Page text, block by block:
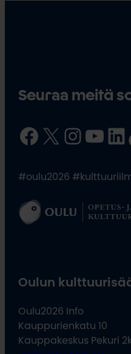
Seuraa meitä
Facebook X InstagramYouTube LinkedIn
#oulu2026
Oulun
Oulu2026 Info
Kauppurienkatu 10
Kauppakeskus Pekuri